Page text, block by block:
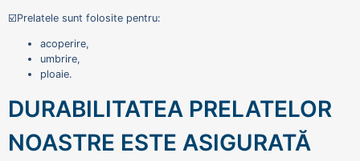
☑️Prelatele sunt folosite pentru:
acoperire,
umbrire,
ploaie.
DURABILITATEA PRELATELOR
NOASTRE ESTE ASIGURATĂ